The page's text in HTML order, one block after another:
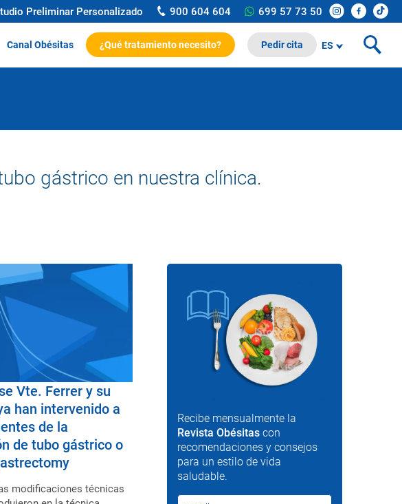
Preliminar Personalizado 900 604 604 699 57 73 50
Canal Obésitas ¿Qué tratamiento necesito? Pedir cita ES
gástrico en nuestra clínica.
Vte. Ferrer y su
han intervenido a
de la
de tubo gástrico o
modificaciones técnicas
Recibe mensualmente la
Revista Obésitas con
recomendaciones y consejos
para un estilo de vida
saludable.